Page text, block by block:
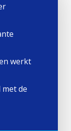
werkt
de